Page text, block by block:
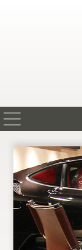
在庫情報
買取査定
全国納車
ニュース